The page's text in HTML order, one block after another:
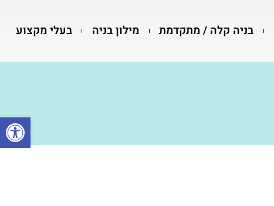
פתח
בניה קלה / מתקדמת מילון בניה בעלי מקצוע